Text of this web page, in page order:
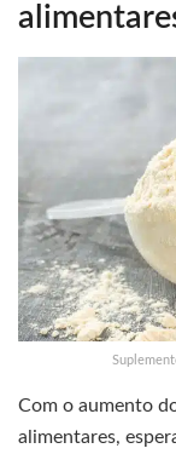
Com o aumento
alimentares,